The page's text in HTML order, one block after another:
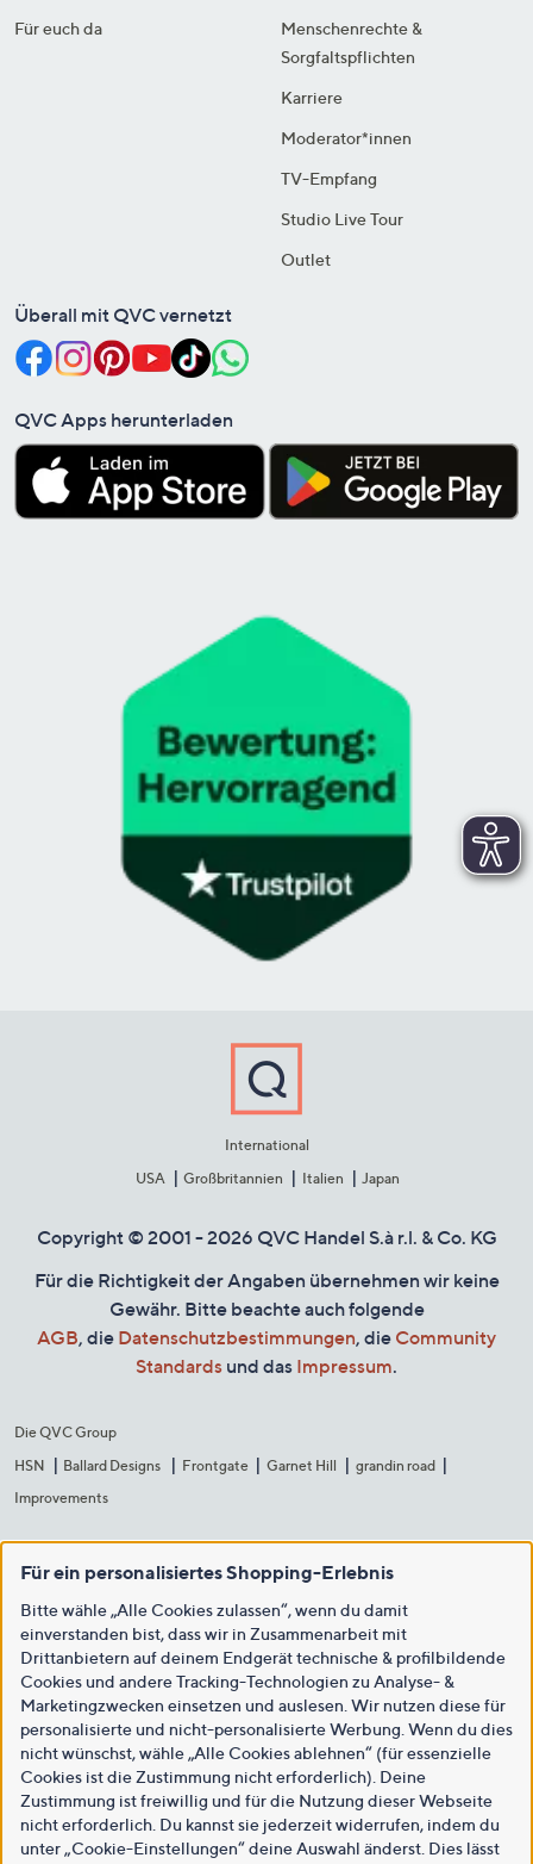
Für euch da
Menschenrechte &
Sorgfaltspflichten
Karriere
Moderator*innen
TV-Empfang
Studio Live Tour
Outlet
Überall mit QVC vernetzt
QVC Apps herunterladen
International
USA
Großbritannien Italien Japan
Copyright © 2001 - 2026 QVC Handel S.à r.l. & Co. KG
Für die Richtigkeit der Angaben übernehmen wir keine
Gewähr. Bitte beachte auch folgende
AGB, die Datenschutzbestimmungen, die Community
Standards und das Impressum.
Die QVC Group
HSN
Ballard Designs Frontgate Garnet Hill
grandin road
Improvements
Für ein personalisiertes Shopping-Erlebnis
Bitte wähle „Alle Cookies zulassen“, wenn du damit
einverstanden bist, dass wir in Zusammenarbeit mit
Drittanbietern auf deinem Endgerät technische & profilbildende
Cookies und andere Tracking-Technologien zu Analyse- &
Marketingzwecken einsetzen und auslesen. Wir nutzen diese für
personalisierte und nicht-personalisierte Werbung. Wenn du dies
nicht wünschst, wähle „Alle Cookies ablehnen“ (für essenzielle
Cookies ist die Zustimmung nicht erforderlich). Deine
Zustimmung ist freiwillig und für die Nutzung dieser Webseite
nicht erforderlich. Du kannst sie jederzeit widerrufen, indem du
unter „Cookie-Einstellungen“ deine Auswahl änderst. Dies lässt